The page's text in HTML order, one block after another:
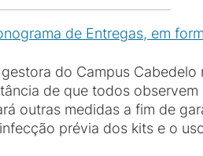
de Entregas, em
do Campus
de que todos
outras medidas a fim de
prévia dos kits e o